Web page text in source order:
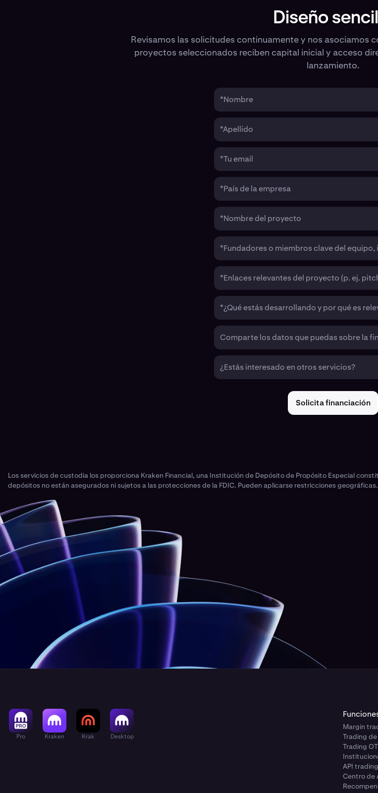
Diseño
Revisamos las solicitudes continuamente y nos asociamos
proyectos seleccionados reciben capital inicial y acceso
lanzamiento.
*Nombre
*Apellido
*Tu email
*País de la empresa
*Nombre del proyecto
*Fundadores o miembros clave del
*Enlaces relevantes del proyecto (p. ej.
*¿Qué estás desarrollando y por qué es
Comparte los datos que puedas sobre la
¿Estás interesado en otros servicios?
Solicita financiación
Los servicios de custodia los proporciona Kraken Financial, una Institución de Depósito de Propósito Especial
depósitos no están asegurados ni sujetos a las protecciones de la FDIC. Pueden aplicarse restricciones geográficas.
Pro Kraken Krak Desktop
Margin
Trading
Trading
API trading
Centro de